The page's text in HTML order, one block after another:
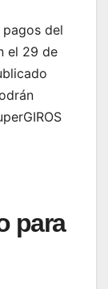
del
el 29 de
para